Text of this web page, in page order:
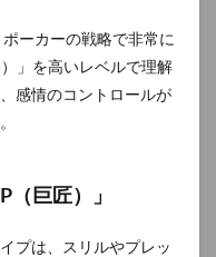
ーカーの戦略で非常に
」を高いレベルで理解
感情のコントロールが
（巨匠）」
プは、スリルやプレッ